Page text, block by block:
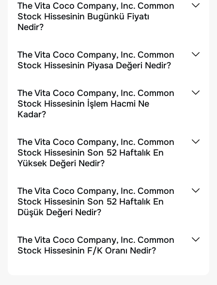
The Vita Coco Company, Inc. Common
Stock Hissesinin Bugünkü Fiyatı
Nedir?
The Vita Coco Company, Inc. Common
Stock Hissesinin Piyasa Değeri Nedir?
The Vita Coco Company, Inc. Common
Stock Hissesinin İşlem Hacmi Ne
Kadar?
The Vita Coco Company, Inc. Common
Stock Hissesinin Son 52 Haftalık En
Yüksek Değeri Nedir?
The Vita Coco Company, Inc. Common
Stock Hissesinin Son 52 Haftalık En
Düşük Değeri Nedir?
The Vita Coco Company, Inc. Common
Stock Hissesinin F/K Oranı Nedir?